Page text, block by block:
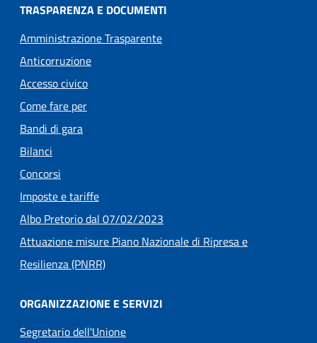
TRASPARENZA E DOCUMENTI
Amministrazione Trasparente
Anticorruzione
Accesso civico
Come fare per
Bandi di gara
Bilanci
Concorsi
Imposte e tariffe
Albo Pretorio dal 07/02/2023
Attuazione misure Piano Nazionale di Ripresa e
Resilienza (PNRR)
ORGANIZZAZIONE E SERVIZI
Segretario dell'Unione